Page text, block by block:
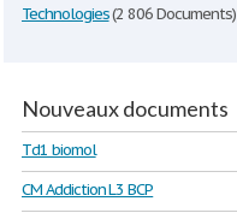
Technologies(2 806 Documents)
Nouveaux documents
Td1 biomol
CM Addiction L3 BCP